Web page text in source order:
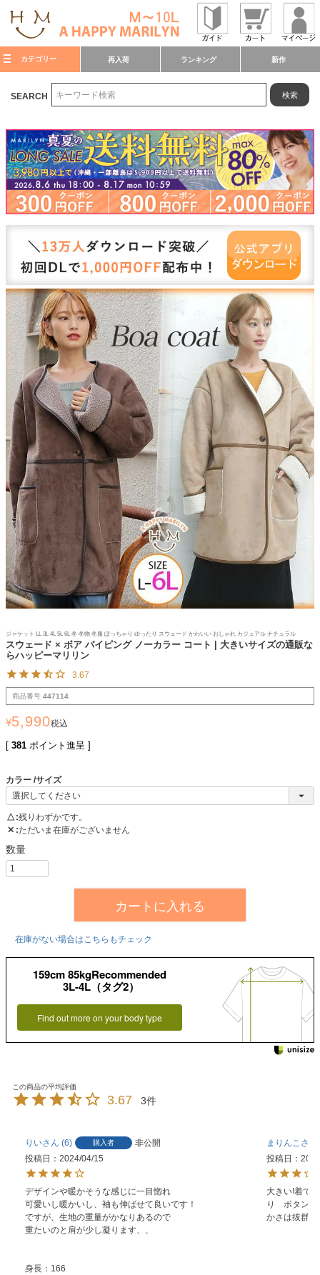
カテゴリー 再入荷 ランキング 新作
SEARCH 検索
ジャケット LL 3L 4L 5L 6L 冬 冬物 冬服 ぽっちゃり ゆったり スウェード かわいい おしゃれ カジュアル ナチュラル
スウェード × ボア パイピング ノーカラー コート | 大きいサイズの通販な
らハッピーマリリン
3.67
商品番号 447114
¥5,990税込
[ 381 ポイント進呈 ]
カラー サイズ
△ 残りわずかです。
✕ ただいま在庫がございません
カートに入れる
在庫がない場合はこちらもチェック
159cm 85kgRecommended
3L-4L（タグ2）
Find out more on your body type
3.67 3
りい 6 購入者
非公開
投稿日
2024/04/15
デザインや暖かそうな感じに一目惚れ
可愛いし暖かいし、袖も伸ばせて良いです！
ですが、生地の重量がかなりあるので
重たいのと肩が少し凝ります、、
身長：166
まりんこ
投稿日
大きい!着て
り　ボタン
かさは抜群そ